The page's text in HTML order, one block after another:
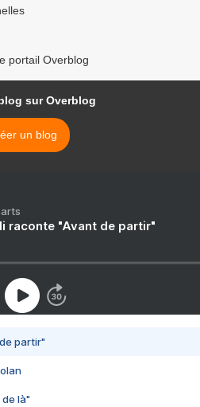
portail Overblog
sur Overblog
un blog
raconte "Avant de partir"
partir"
de là"